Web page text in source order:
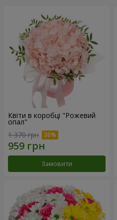
Квіти в коробці "Рожевий
опал"
1 370 грн
Замовити